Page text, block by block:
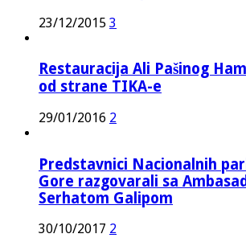
23/12/2015 3
Restauracija Ali Pašinog
od strane TIKA-e
29/01/2016 2
Predstavnici Nacionalnih
Gore razgovarali sa
Serhatom Galipom
30/10/2017 2